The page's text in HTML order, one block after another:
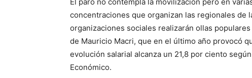
concentraciones que organizan las regionales de
organizaciones sociales realizarán ollas
de Mauricio Macri, que en el último año provocó
evolución salarial alcanza un 21,8 por ciento
Económico.